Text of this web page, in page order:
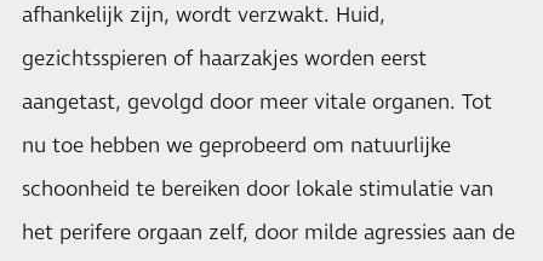
afhankelijk zijn, wordt verzwakt. Huid,
gezichtsspieren of haarzakjes worden eerst
aangetast, gevolgd door meer vitale organen. Tot
nu toe hebben we geprobeerd om natuurlijke
schoonheid te bereiken door lokale stimulatie van
het perifere orgaan zelf, door milde agressies aan de